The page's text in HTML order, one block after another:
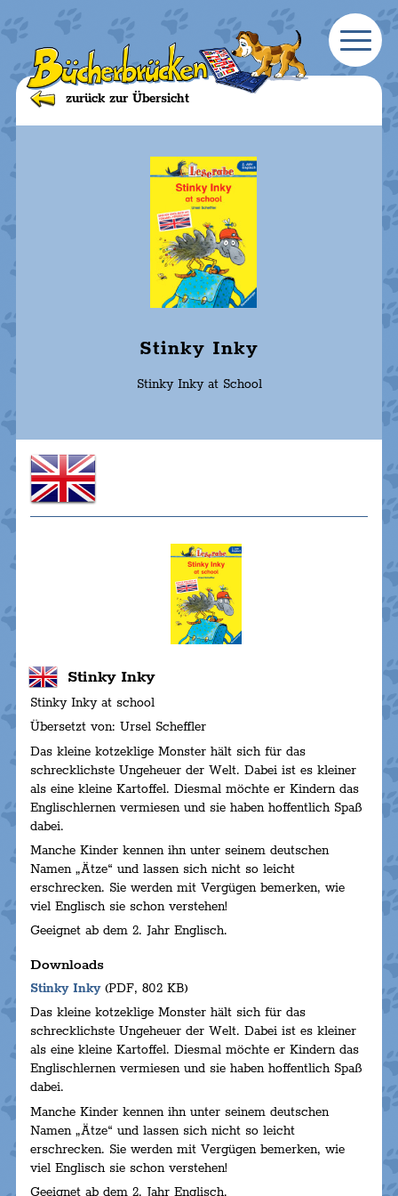
zurück zur Übersicht
Stinky Inky
Stinky Inky at School
Stinky Inky
Stinky Inky at school
Übersetzt von: Ursel Scheffler
Das kleine kotzeklige Monster hält sich für das
schrecklichste Ungeheuer der Welt. Dabei ist es kleiner
als eine kleine Kartoffel. Diesmal möchte er Kindern das
Englischlernen vermiesen und sie haben hoffentlich Spaß
dabei.
Manche Kinder kennen ihn unter seinem deutschen
Namen „Ätze“ und lassen sich nicht so leicht
erschrecken. Sie werden mit Vergügen bemerken, wie
viel Englisch sie schon verstehen!
Geeignet ab dem 2. Jahr Englisch.
Downloads
Stinky Inky(PDF, 802 KB)
Das kleine kotzeklige Monster hält sich für das
schrecklichste Ungeheuer der Welt. Dabei ist es kleiner
als eine kleine Kartoffel. Diesmal möchte er Kindern das
Englischlernen vermiesen und sie haben hoffentlich Spaß
dabei.
Manche Kinder kennen ihn unter seinem deutschen
Namen „Ätze“ und lassen sich nicht so leicht
erschrecken. Sie werden mit Vergügen bemerken, wie
viel Englisch sie schon verstehen!
Geeignet ab dem 2. Jahr Englisch.